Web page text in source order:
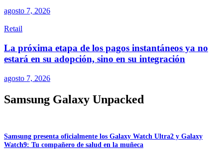
agosto 7, 2026
Retail
La próxima etapa de los pagos instantáneos ya no
estará en su adopción, sino en su integración
agosto 7, 2026
Samsung Galaxy Unpacked
Samsung presenta oficialmente los Galaxy Watch Ultra2 y Galaxy
Watch9: Tu compañero de salud en la muñeca